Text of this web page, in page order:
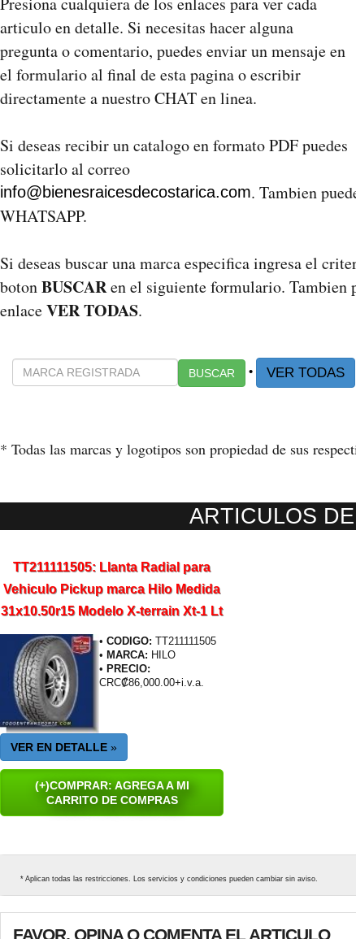
articulo en detalle. Si necesitas hacer alguna
pregunta o comentario, puedes enviar un mensaje en
el formulario al final de esta pagina o escribir
directamente a nuestro CHAT en linea.
Si deseas recibir un catalogo en formato PDF puedes
solicitarlo al correo
info@bienesraicesdecostarica.com. Tambien
WHATSAPP.
Si deseas buscar una marca especifica ingresa el
botonBUSCARen el siguiente formulario. Tambien
enlaceVER TODAS.
BUSCAR • VER TODAS
* Todas las marcas y logotipos son propiedad de sus
ARTICULOS
TT211111505: Llanta Radial para
Vehiculo Pickup marca Hilo Medida
31x10.50r15 Modelo X-terrain Xt-1 Lt
• CODIGO: TT211111505
• MARCA: HILO
• PRECIO:
CRC₡86,000.00+i.v.a.
VER EN DETALLE »
(+)COMPRAR: AGREGA A MI
CARRITO DE COMPRAS
* Aplican todas las restricciones. Los servicios y condiciones pueden cambiar sin aviso.
FAVOR, OPINA O COMENTA EL ARTICULO